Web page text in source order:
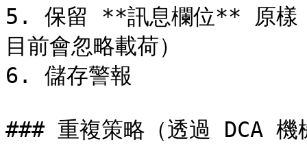
5. 保留 **訊息欄位** 原樣
目前會忽略載荷）
6. 儲存警報
### 重複策略（透過 DCA 機